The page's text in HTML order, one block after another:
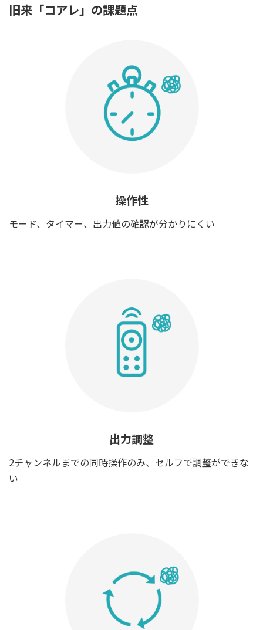
旧来「コアレ」の課題点
操作性
モード、タイマー、出力値の確認が分かりにくい
出力調整
2チャンネルまでの同時操作のみ、セルフで調整ができな
い